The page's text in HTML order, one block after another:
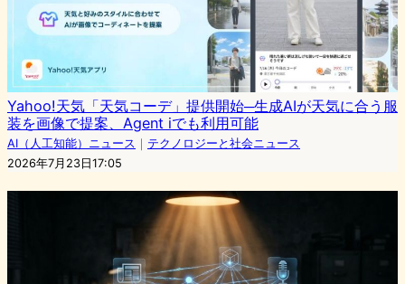
Yahoo!天気「天気コーデ」提供開始─生成AIが天気に合う服
装を画像で提案、Agent iでも利用可能
AI（人工知能）ニュース ｜ テクノロジーと社会ニュース
2026年7月23日17:05